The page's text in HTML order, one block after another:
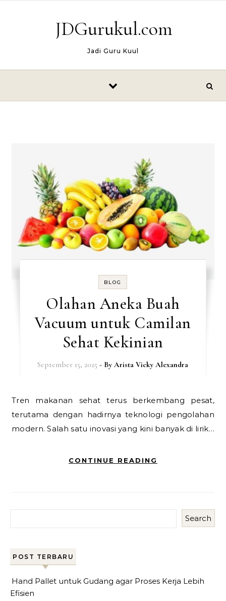
JDGurukul.com
Jadi Guru Kuul
BLOG
Olahan Aneka Buah
Vacuum untuk Camilan
Sehat Kekinian
September 15, 2025 - ByArista Vicky Alexandra
Tren makanan sehat terus berkembang pesat,
terutama dengan hadirnya teknologi pengolahan
modern. Salah satu inovasi yang kini banyak di lirik…
CONTINUE READING
Search
POST TERBARU
Hand Pallet untuk Gudang agar Proses Kerja Lebih
Efisien